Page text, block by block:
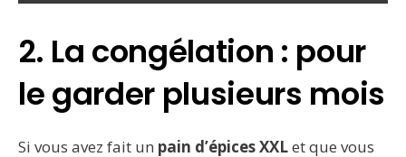
2. La congélation : pour
le garder plusieurs mois
Si vous avez fait un pain d’épices XXLet que vous